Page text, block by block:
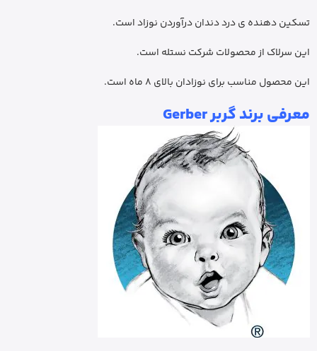
تسکین دهنده ی درد دندان درآوردن نوزاد است.
این سرلاک از محصولات شرکت نستله است.
این محصول مناسب برای نوزادان بالای 8 ماه است.
معرفی برند گربر Gerber